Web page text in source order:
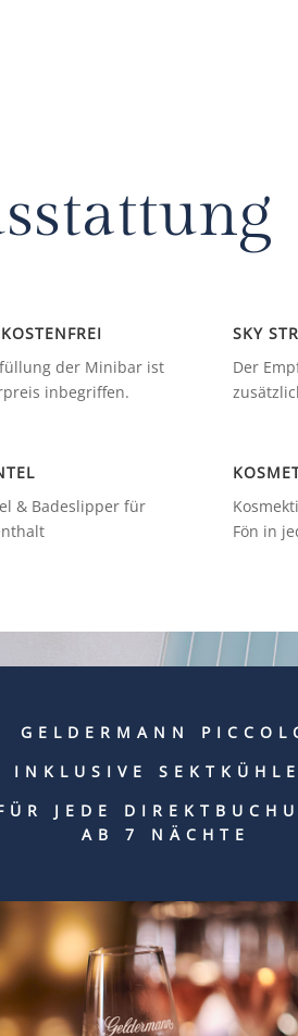
der Minibar ist
inbegriffen.
SKY
Der
& Badeslipper für
Fön in
GELDERMANN
INKLUSIVE
JEDE
AB 7 NÄCHTE